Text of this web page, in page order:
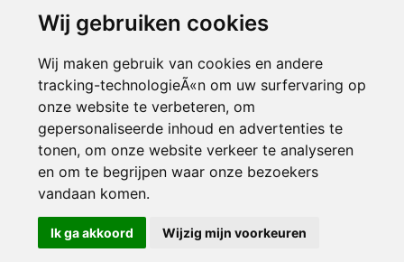
Wij gebruiken cookies
Wij maken gebruik van cookies en andere
tracking-technologieÃ«n om uw surfervaring op
onze website te verbeteren, om
gepersonaliseerde inhoud en advertenties te
tonen, om onze website verkeer te analyseren
en om te begrijpen waar onze bezoekers
vandaan komen.
Ik ga akkoord Wijzig mijn voorkeuren
de code te wijzigen.
© 2000-2026 UFE Media:Managersonline.nl|Brisk magazine
Partners:Autowereld.com